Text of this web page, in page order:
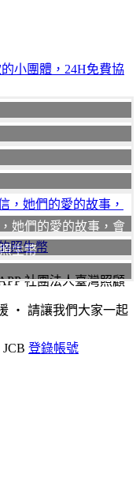
她們的愛的故事，會
生幣
社團法人臺灣照顧
‧ 請讓我們大家一起
JCB 登錄帳號